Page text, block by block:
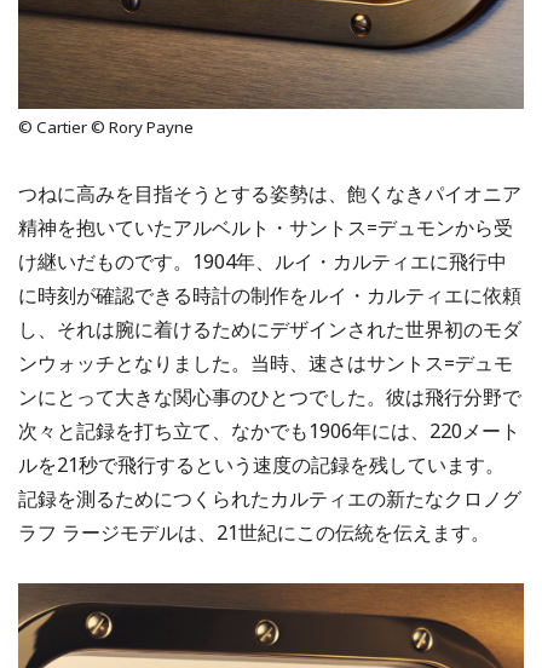
© Cartier © Rory Payne
つねに高みを目指そうとする姿勢は、飽くなきパイオニア
精神を抱いていたアルベルト・サントス=デュモンから受
け継いだものです。1904年、ルイ・カルティエに飛行中
に時刻が確認できる時計の制作をルイ・カルティエに依頼
し、それは腕に着けるためにデザインされた世界初のモダ
ンウォッチとなりました。当時、速さはサントス=デュモ
ンにとって大きな関心事のひとつでした。彼は飛行分野で
次々と記録を打ち立て、なかでも1906年には、220メート
ルを21秒で飛行するという速度の記録を残しています。
記録を測るためにつくられたカルティエの新たなクロノグ
ラフ ラージモデルは、21世紀にこの伝統を伝えます。